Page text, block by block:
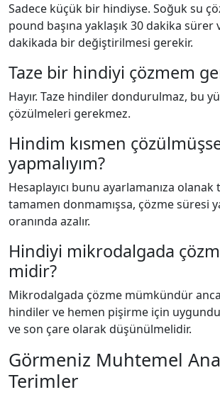
Sadece küçük bir hindiyse. Soğuk su
pound başına yaklaşık 30 dakika sürer
dakikada bir değiştirilmesi gerekir.
Taze bir hindiyi çözmem
Hayır. Taze hindiler dondurulmaz, bu
çözülmeleri gerekmez.
Hindim kısmen
yapmalıyım?
Hesaplayıcı bunu ayarlamanıza olanak
tamamen donmamışsa, çözme süresi
oranında azalır.
Hindiyi mikrodalgada
midir?
Mikrodalgada çözme mümkündür
hindiler ve hemen pişirme için
ve son çare olarak düşünülmelidir.
Görmeniz Muhtemel
Terimler